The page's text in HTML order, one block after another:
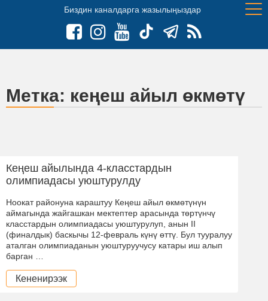
Биздин каналдарга жазылыңыздар
Метка: кеңеш айыл өкмөтү
Кеңеш айылында 4-класстардын
олимпиадасы уюштурулду
Ноокат районуна караштуу Кеңеш айыл өкмөтүнүн
аймагында жайгашкан мектептер арасында төртүнчү
класстардын олимпиадасы уюштурулуп, анын II
(финалдык) баскычы 12-февраль күнү өттү. Бул тууралуу
аталган олимпиаданын уюштуруучусу катары иш алып
барган …
Кененирээк